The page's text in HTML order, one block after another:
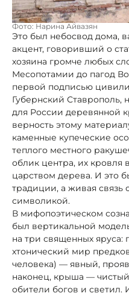
Фото: Нарина Айвазян
Это был небосвод дома,
акцент, говоривший о
хозяина громче любых
Месопотамии до пагод
первой подписью
Губернский Ставрополь,
для России деревянной
верность этому
каменные купеческие
теплого местного
облик центра, их кровля
царством дерева. И это
традиции, а живая связь
символикой.
В мифопоэтическом
был вертикальной
на три священных яруса:
хтонический мир
человека) — явный,
наконец, крыша —
обители богов и светил.